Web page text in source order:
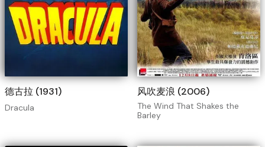
德古拉 (1931)
Dracula
风吹麦浪 (2006)
The Wind That Shakes the
Barley